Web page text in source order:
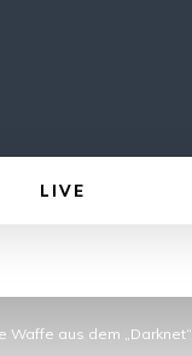
LIVE
Waffe aus dem „Darknet“